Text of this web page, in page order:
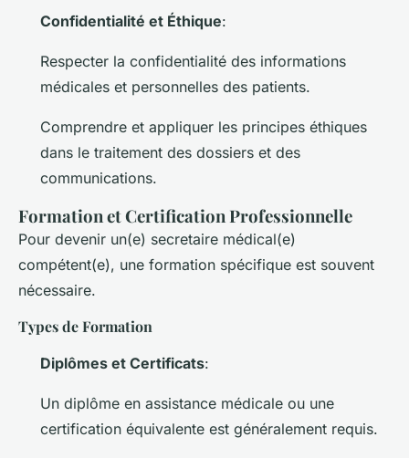
Confidentialité et Éthique:
Respecter la confidentialité des informations
médicales et personnelles des patients.
Comprendre et appliquer les principes éthiques
dans le traitement des dossiers et des
communications.
Formation et Certification Professionnelle
Pour devenir un(e) secretaire médical(e)
compétent(e), une formation spécifique est souvent
nécessaire.
Types de Formation
Diplômes et Certificats:
Un diplôme en assistance médicale ou une
certification équivalente est généralement requis.